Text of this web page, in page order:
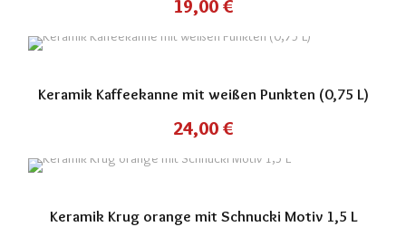
19,00 €
Keramik Kaffeekanne mit weißen Punkten (0,75 L)
24,00 €
Keramik Krug orange mit Schnucki Motiv 1,5 L